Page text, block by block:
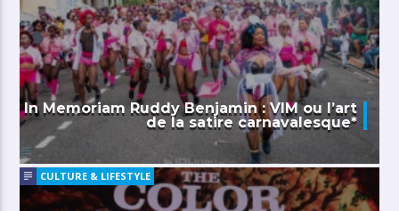
In Memoriam Ruddy Benjamin : VIM ou l’art
de la satire carnavalesque*
CULTURE & LIFESTYLE